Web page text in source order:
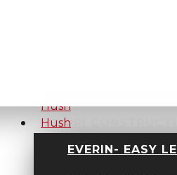
GELURI
EVERIN- EASY
Crema de mâini Hush